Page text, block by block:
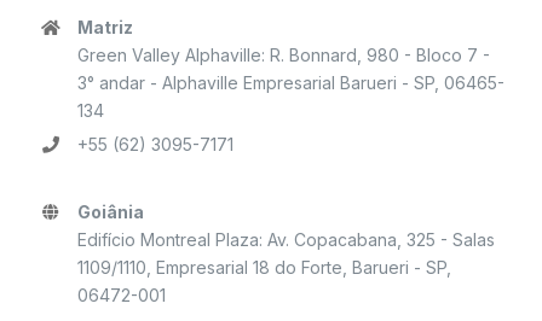
Matriz
Green Valley Alphaville: R. Bonnard, 980 - Bloco 7 -
3° andar - Alphaville Empresarial Barueri - SP, 06465-
134
+55 (62) 3095-7171
Goiânia
Edifício Montreal Plaza: Av. Copacabana, 325 - Salas
1109/1110, Empresarial 18 do Forte, Barueri - SP,
06472-001